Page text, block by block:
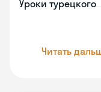
Уроки турецкого
Читать